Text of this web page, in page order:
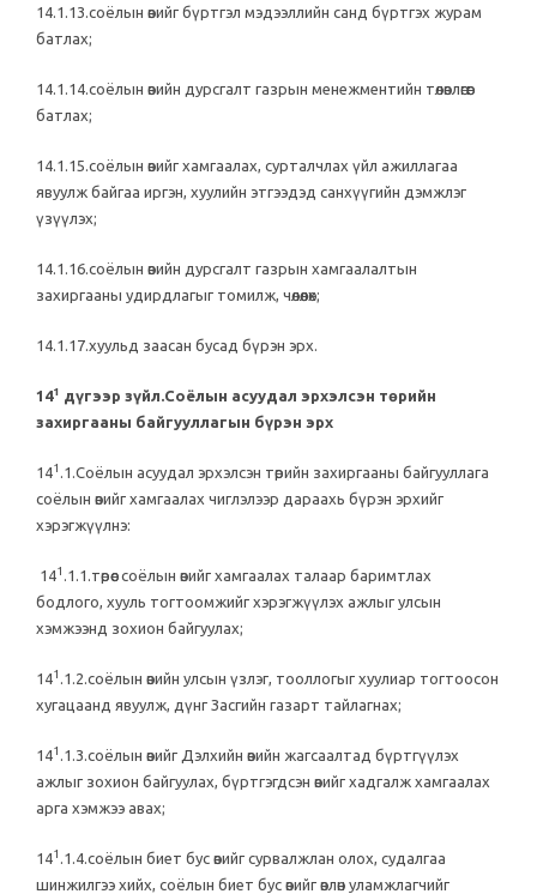
14.1.13.соёлын өвийг бүртгэл мэдээллийн санд бүртгэх журам
батлах;
14.1.14.соёлын өвийн дурсгалт газрын менежментийн төлөвлөгөөг
батлах;
14.1.15.соёлын өвийг хамгаалах, сурталчлах үйл ажиллагаа
явуулж байгаа иргэн, хуулийн этгээдэд санхүүгийн дэмжлэг
үзүүлэх;
14.1.16.соёлын өвийн дурсгалт газрын хамгаалалтын
захиргааны удирдлагыг томилж, чөлөөлөх;
14.1.17.хуульд заасан бусад бүрэн эрх.
141 дүгээр зүйл.Соёлын асуудал эрхэлсэн төрийн
захиргааны байгууллагын бүрэн эрх
141 .1.Соёлын асуудал эрхэлсэн төрийн захиргааны байгууллага
соёлын өвийг хамгаалах чиглэлээр дараахь бүрэн эрхийг
хэрэгжүүлнэ:
141 .1.1.төрөөс соёлын өвийг хамгаалах талаар баримтлах
бодлого, хууль тогтоомжийг хэрэгжүүлэх ажлыг улсын
хэмжээнд зохион байгуулах;
141 .1.2.соёлын өвийн улсын үзлэг, тооллогыг хуулиар тогтоосон
хугацаанд явуулж, дүнг Засгийн газарт тайлагнах;
141 .1.3.соёлын өвийг Дэлхийн өвийн жагсаалтад бүртгүүлэх
ажлыг зохион байгуулах, бүртгэгдсэн өвийг хадгалж хамгаалах
арга хэмжээ авах;
141 .1.4.соёлын биет бус өвийг сурвалжлан олох, судалгаа
шинжилгээ хийх, соёлын биет бус өвийг өвлөн уламжлагчийг